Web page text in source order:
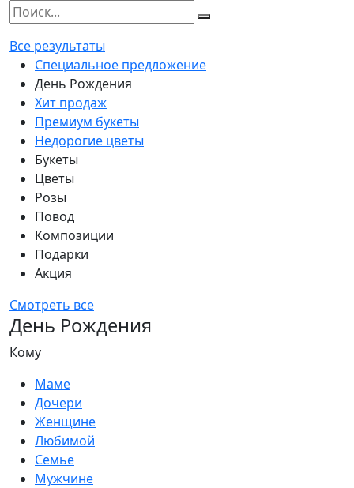
Все результаты
Специальное предложение
День Рождения
Хит продаж
Премиум букеты
Недорогие цветы
Букеты
Цветы
Розы
Повод
Композиции
Подарки
Акция
Смотреть все
День Рождения
Кому
Маме
Дочери
Женщине
Любимой
Семье
Мужчине